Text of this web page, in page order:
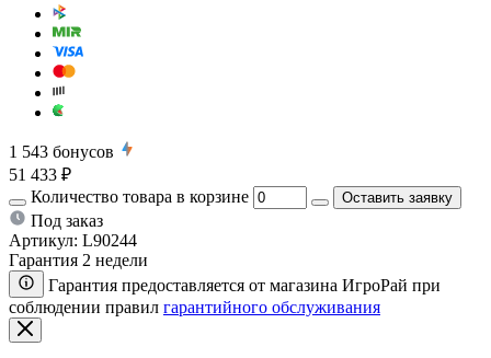
1 543 бонусов
51 433 ₽
Количество товара в корзине
Оставить заявку
Под заказ
Артикул: L90244
Гарантия 2 недели
Гарантия предоставляется от магазина ИгроРай при
соблюдении правил гарантийного обслуживания